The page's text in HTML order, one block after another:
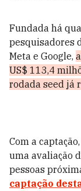
Fundada há
pesquisadores
Meta e Google,
US$ 113,4
rodada seed já
Com a
uma avaliação
pessoas
captação